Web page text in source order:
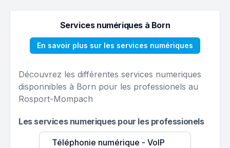
Services numériques à Born
En savoir plus sur les services numériques
Découvrez les différentes services numeriques
disponnibles à Born pour les professionels au
Rosport-Mompach
Les services numeriques pour les professionels
Téléphonie numérique - VoIP